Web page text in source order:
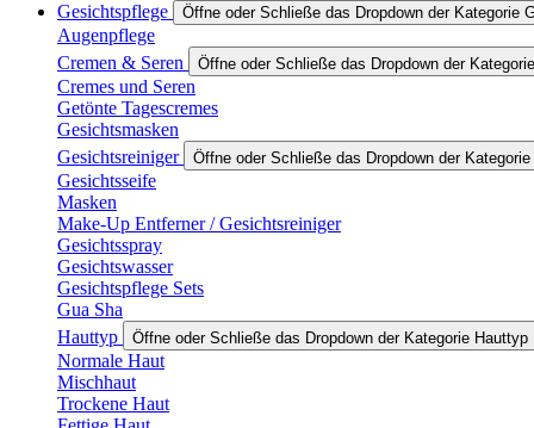
Gesichtspflege
Öffne oder Schließe das Dropdown der Kategorie
Augenpflege
Cremen & Seren
Öffne oder Schließe das Dropdown der
Cremes und Seren
Getönte Tagescremes
Gesichtsmasken
Gesichtsreiniger
Öffne oder Schließe das Dropdown der
Gesichtsseife
Masken
Make-Up Entferner / Gesichtsreiniger
Gesichtsspray
Gesichtswasser
Gesichtspflege Sets
Gua Sha
Hauttyp
Öffne oder Schließe das Dropdown der Kategorie Hauttyp
Normale Haut
Mischhaut
Trockene Haut